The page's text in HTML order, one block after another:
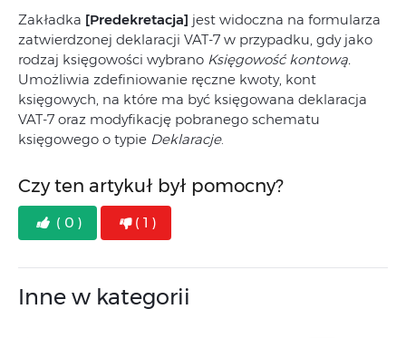
Zakładka [Predekretacja] jest widoczna na formularza
zatwierdzonej deklaracji VAT-7 w przypadku, gdy jako
rodzaj księgowości wybrano Księgowość kontową.
Umożliwia zdefiniowanie ręczne kwoty, kont
księgowych, na które ma być księgowana deklaracja
VAT-7 oraz modyfikację pobranego schematu
księgowego o typie Deklaracje.
Czy ten artykuł był pomocny?
( 0 ) ( 1 )
Inne w kategorii